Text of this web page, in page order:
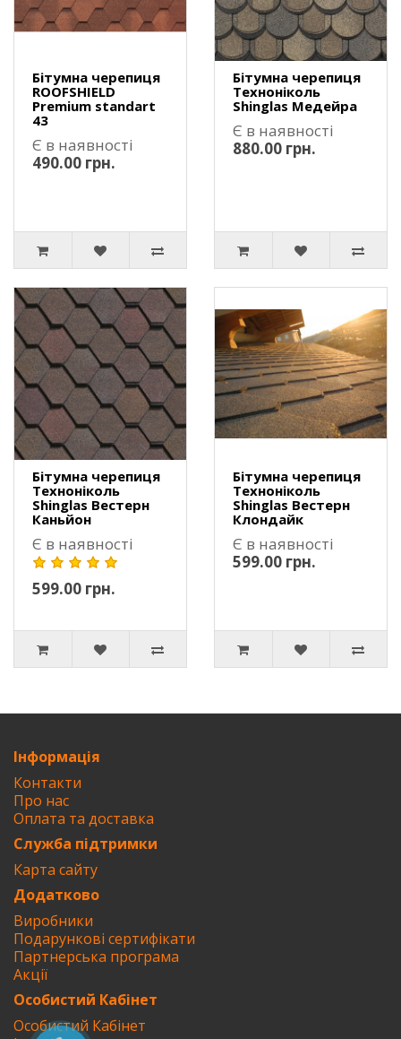
Бітумна черепиця
ROOFSHIELD
Premium standart
43
Є в наявності
490.00 грн.
Бітумна черепиця
Техноніколь
Shinglas Медейра
Є в наявності
880.00 грн.
Бітумна черепиця
Техноніколь
Shinglas Вестерн
Каньйон
Є в наявності
599.00 грн.
Бітумна черепиця
Техноніколь
Shinglas Вестерн
Клондайк
Є в наявності
599.00 грн.
Інформація
Контакти
Про нас
Оплата та доставка
Служба підтримки
Карта сайту
Додатково
Виробники
Подарункові сертифікати
Партнерська програма
Акції
Особистий Кабінет
Особистий Кабінет